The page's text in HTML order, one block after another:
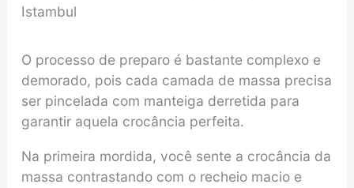
Istambul
O processo de preparo é bastante complexo e
demorado, pois cada camada de massa precisa
ser pincelada com manteiga derretida para
garantir aquela crocância perfeita.
Na primeira mordida, você sente a crocância da
massa contrastando com o recheio macio e